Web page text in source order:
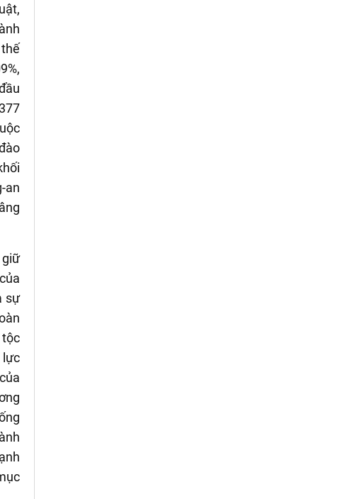
an
giữ
sự
lực